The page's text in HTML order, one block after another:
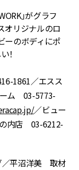
」がグラフ
オリジナルのロ
ーのボディにポ
！
1861／エスス
ーム 03-5773-
／ビュー
の内店 03-6212-
／平沼洋美 取材